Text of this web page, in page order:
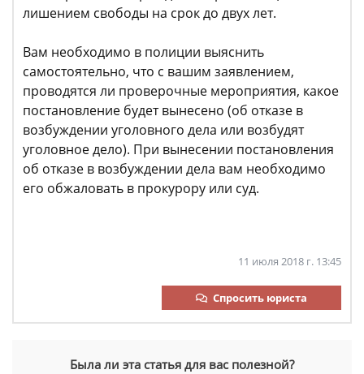
лишением свободы на срок до двух лет.
Вам необходимо в полиции выяснить
самостоятельно, что с вашим заявлением,
проводятся ли проверочные мероприятия, какое
постановление будет вынесено (об отказе в
возбуждении уголовного дела или возбудят
уголовное дело). При вынесении постановления
об отказе в возбуждении дела вам необходимо
его обжаловать в прокурору или суд.
11 июля 2018 г. 13:45
Спросить юриста
Была ли эта статья для вас полезной?